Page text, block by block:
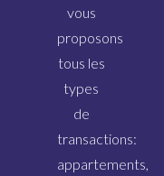
vous
proposons
tous les
types
de
transactions:
appartements,